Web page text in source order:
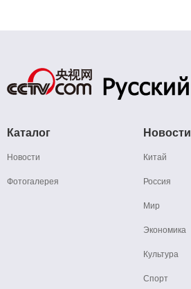
Каталог
Новости
Фотогалерея
Новости
Китай
Россия
Мир
Экономика
Культура
Спорт